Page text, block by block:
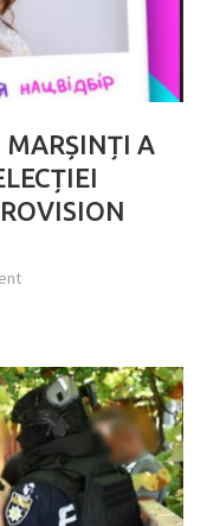
MARȘINȚI A